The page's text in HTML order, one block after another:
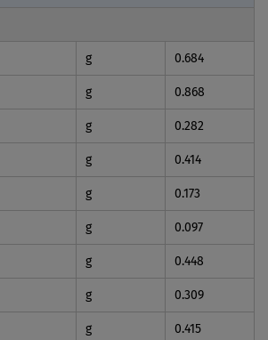
g 0.684
g 0.868
g 0.282
g 0.414
g 0.173
g 0.097
g 0.448
g 0.309
g 0.415